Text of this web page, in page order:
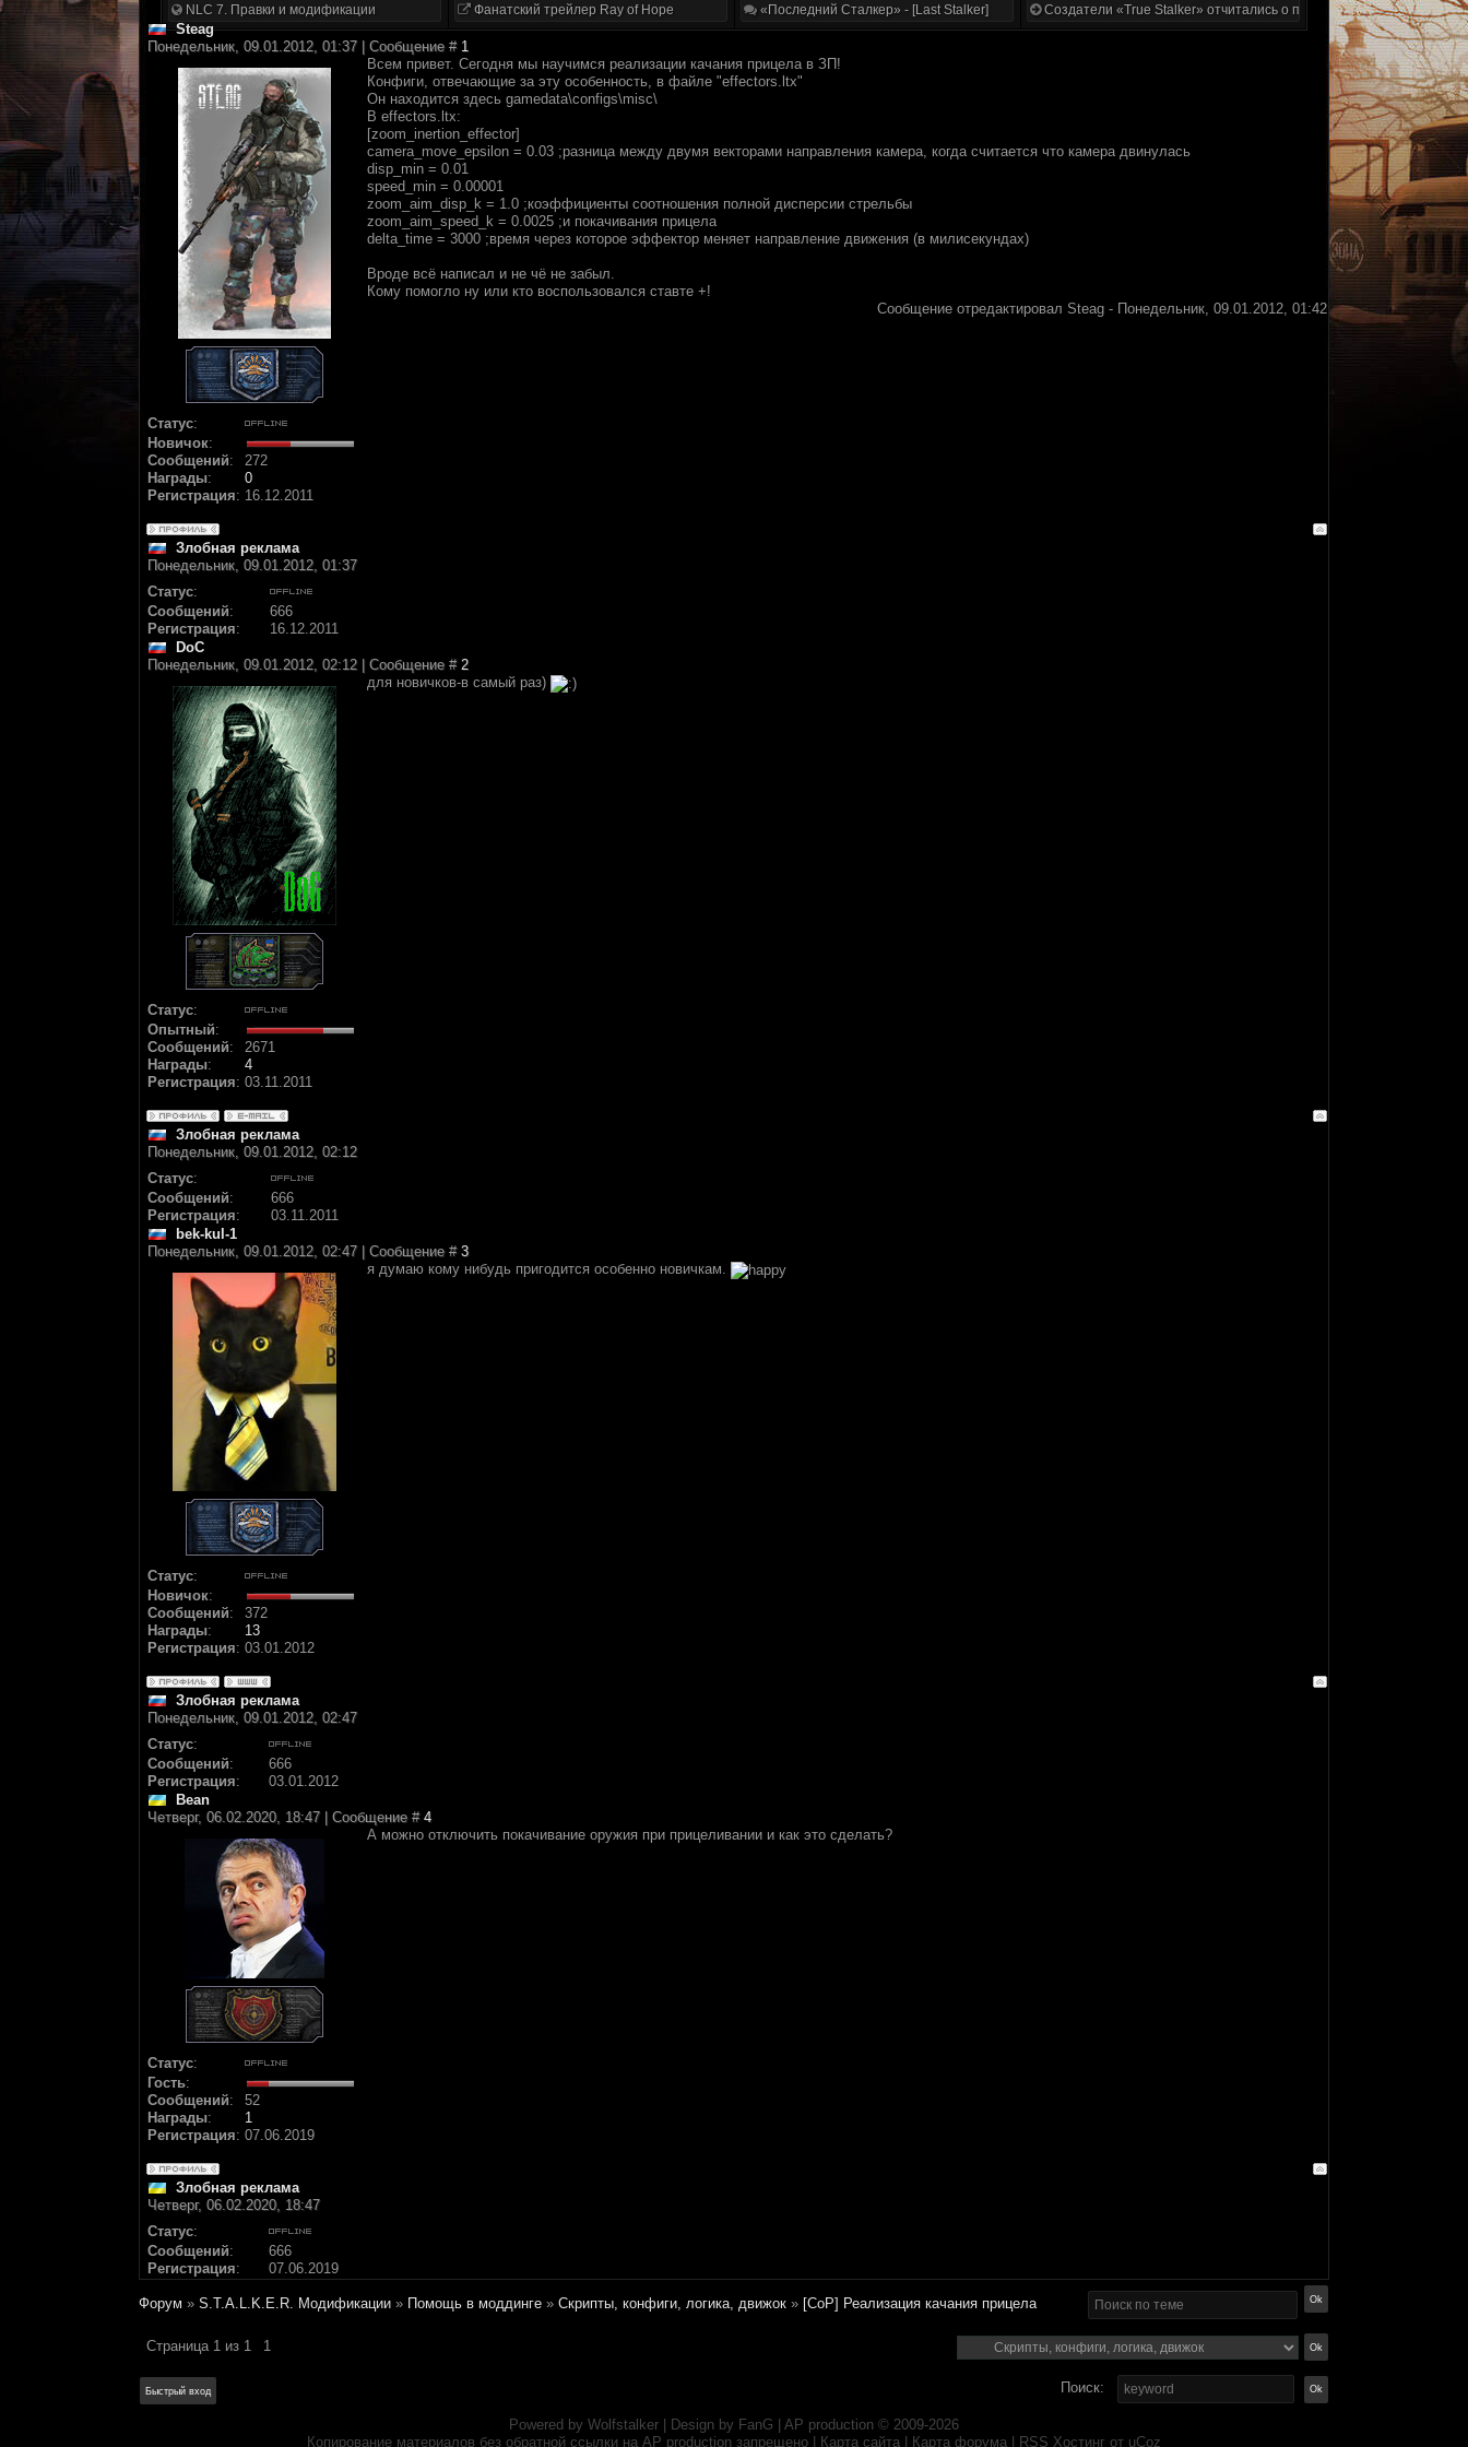
NLC 7. Правки и модификации
Фанатский трейлер Ray of Hope
«Последний Сталкер» - [Last Stalker]
Создатели «True Stalker» отчитались о проделанной работе
Steag
Понедельник, 09.01.2012, 01:37 | Сообщение # 1
Статус:
Новичок:
Сообщений:
272
Награды:
0
Регистрация: 16.12.2011
Всем привет. Сегодня мы научимся реализации качания прицела в ЗП!
Конфиги, отвечающие за эту особенность, в файле "effectors.ltx"
Он находится здесь gamedata\configs\misc\
В effectors.ltx:
[zoom_inertion_effector]
camera_move_epsilon = 0.03 ;разница между двумя векторами направления камера, когда считается что камера двинулась
disp_min = 0.01
speed_min = 0.00001
zoom_aim_disp_k = 1.0 ;коэффициенты соотношения полной дисперсии стрельбы
zoom_aim_speed_k = 0.0025 ;и покачивания прицела
delta_time = 3000 ;время через которое эффектор меняет направление движения (в милисекундах)
Вроде всё написал и не чё не забыл.
Кому помогло ну или кто воспользовался ставте +!
Сообщение отредактировал Steag - Понедельник, 09.01.2012, 01:42
Злобная реклама
Понедельник, 09.01.2012, 01:37
Статус:
Сообщений:
666
Регистрация:
16.12.2011
DoC
Понедельник, 09.01.2012, 02:12 | Сообщение # 2
Статус:
Опытный:
Сообщений:
2671
Награды:
4
Регистрация: 03.11.2011
для новичков-в самый раз)
Злобная реклама
Понедельник, 09.01.2012, 02:12
Статус:
Сообщений:
666
Регистрация:
03.11.2011
bek-kul-1
Понедельник, 09.01.2012, 02:47 | Сообщение # 3
Статус:
Новичок:
Сообщений:
372
Награды:
13
Регистрация: 03.01.2012
я думаю кому нибудь пригодится особенно новичкам.
Злобная реклама
Понедельник, 09.01.2012, 02:47
Статус:
Сообщений:
666
Регистрация:
03.01.2012
Bean
Четверг, 06.02.2020, 18:47 | Сообщение # 4
Статус:
Гость:
Сообщений:
52
Награды:
1
Регистрация: 07.06.2019
А можно отключить покачивание оружия при прицеливании и как это сделать?
Злобная реклама
Четверг, 06.02.2020, 18:47
Статус:
Сообщений:
666
Регистрация: 07.06.2019
Форум » S.T.A.L.K.E.R. Модификации » Помощь в моддинге » Скрипты, конфиги, логика, движок » [CoP] Реализация качания прицела
Страница 1 из 1 1
Поиск:
Powered by Wolfstalker | Design by FanG AP production © 2009-2026
Копирование материалов без обратной ссылки на AP production запрещено | Карта сайта Карта форума RSS Хостинг от uCoz